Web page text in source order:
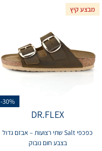
מבצע קיץ
-30%
DR.FLEX
כפכפי Salt שתי רצועות – אבזם גדול
בצבע חום נובוק